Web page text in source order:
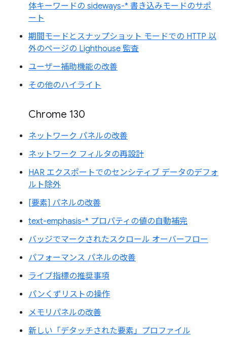
体キーワードの sideways-* 書き込みモードのサポ
ート
期間モードとスナップショット モードでの HTTP 以
外のページの Lighthouse 監査
ユーザー補助機能の改善
その他のハイライト
Chrome 130
ネットワーク パネルの改善
ネットワーク フィルタの再設計
HAR エクスポートでのセンシティブ データのデフォ
ルト除外
[要素] パネルの改善
text-emphasis-* プロパティの値の自動補完
バッジでマークされたスクロール オーバーフロー
パフォーマンス パネルの改善
ライブ指標の推奨事項
パンくずリストの操作
メモリパネルの改善
新しい「デタッチされた要素」プロファイル